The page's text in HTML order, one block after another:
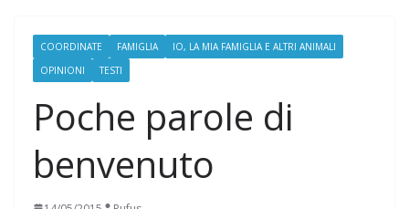
COORDINATE FAMIGLIA
IO, LA MIA FAMIGLIA E ALTRI ANIMALI
OPINIONI
TESTI
Poche parole di
benvenuto